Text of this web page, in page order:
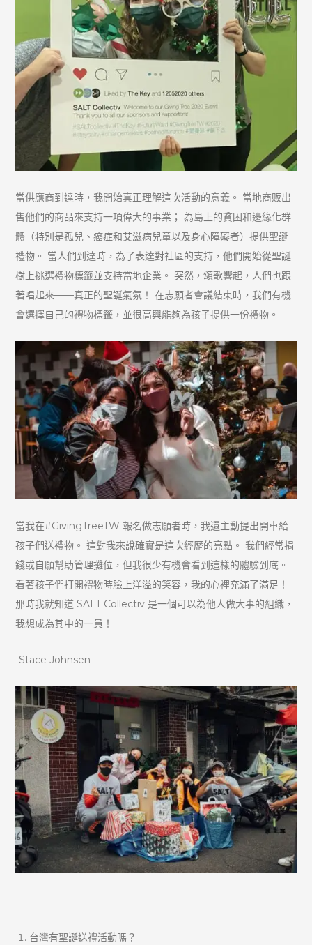
當供應商到達時，我開始真正理解這次活動的意義。 當地商販出
售他們的商品來支持一項偉大的事業； 為島上的貧困和邊緣化群
體（特別是孤兒、癌症和艾滋病兒童以及身心障礙者）提供聖誕
禮物。 當人們到達時，為了表達對社區的支持，他們開始從聖誕
樹上挑選禮物標籤並支持當地企業。 突然，頌歌響起，人們也跟
著唱起來——真正的聖誕氣氛！ 在志願者會議結束時，我們有機
會選擇自己的禮物標籤，並很高興能夠為孩子提供一份禮物。
當我在#GivingTreeTW 報名做志願者時，我還主動提出開車給
孩子們送禮物。 這對我來說確實是這次經歷的亮點。 我們經常捐
錢或自願幫助管理攤位，但我很少有機會看到這樣的體驗到底。
看著孩子們打開禮物時臉上洋溢的笑容，我的心裡充滿了滿足！
那時我就知道 SALT Collectiv 是一個可以為他人做大事的組織，
我想成為其中的一員！
-Stace Johnsen
—
台灣有聖誕送禮活動嗎？